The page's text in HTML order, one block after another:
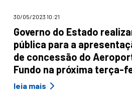
30/05/2023 10:21
Governo do Estado
pública para a
de concessão do
Fundo na próxima terça-
leia mais